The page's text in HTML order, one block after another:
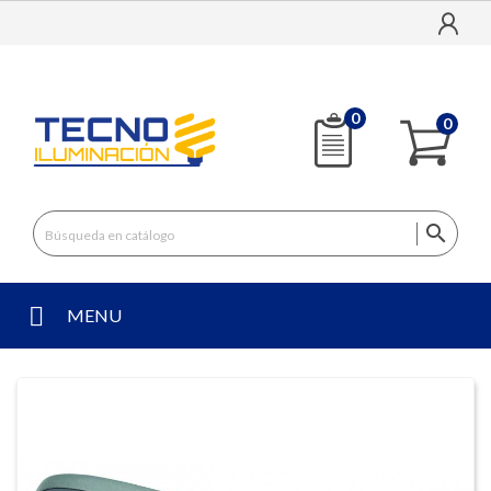
0 0

MENU